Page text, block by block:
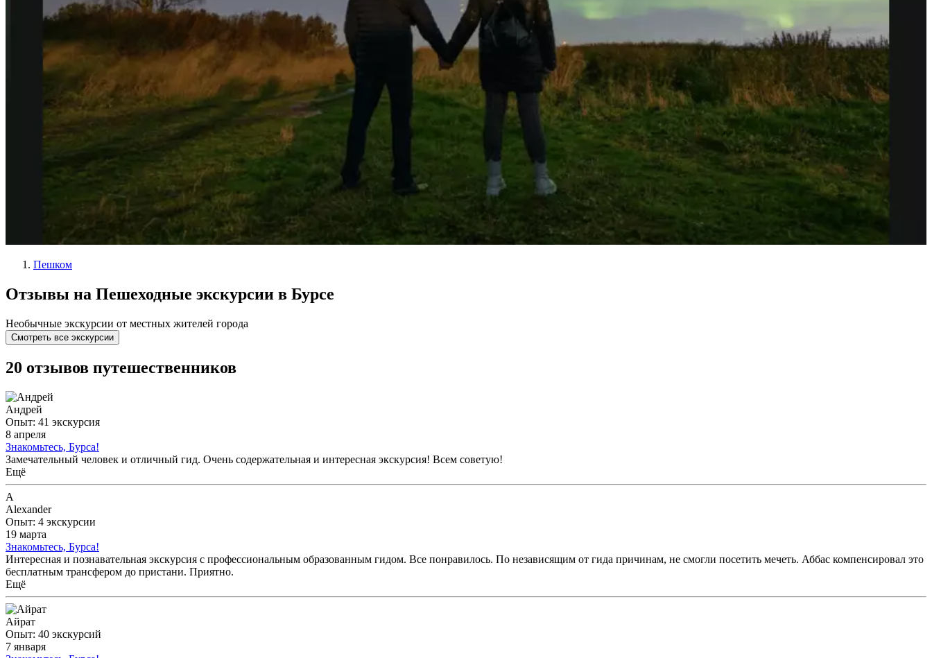
Пешком
Отзывы на Пешеходные экскурсии в Бурсе
Необычные экскурсии от местных жителей города
Смотреть все экскурсии
20 отзывов путешественников
Андрей
Опыт: 41 экскурсия
8 апреля
Знакомьтесь, Бурса!
Замечательный человек и отличный гид. Очень содержательная и интересная экскурсия! Всем советую!
Ещё
A
Alexander
Опыт: 4 экскурсии
19 марта
Знакомьтесь, Бурса!
Интересная и познавательная экскурсия с профессиональным образованным гидом. Все понравилось. По независящим от гида причинам, не смогли посетить мечеть. Аббас компенсировал это
бесплатным трансфером до пристани. Приятно.
Ещё
Айрат
Опыт: 40 экскурсий
7 января